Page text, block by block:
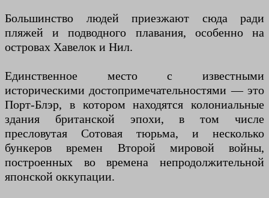
Большинство людей приезжают сюда ради
пляжей и подводного плавания, особенно на
островах Хавелок и Нил.
Единственное место с известными
историческими достопримечательностями — это
Порт-Блэр, в котором находятся колониальные
здания британской эпохи, в том числе
пресловутая Сотовая тюрьма, и несколько
бункеров времен Второй мировой войны,
построенных во времена непродолжительной
японской оккупации.